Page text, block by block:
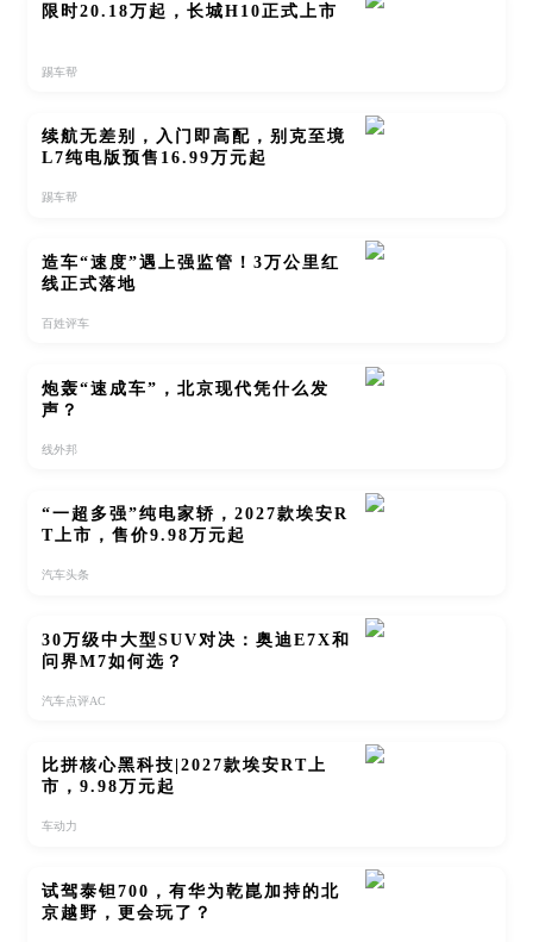
限时20.18万起，长城H10正式上市
踢车帮
续航无差别，入门即高配，别克至境
L7纯电版预售16.99万元起
踢车帮
造车“速度”遇上强监管！3万公里红
线正式落地
百姓评车
炮轰“速成车”，北京现代凭什么发
声？
线外邦
“一超多强”纯电家轿，2027款埃安R
T上市，售价9.98万元起
汽车头条
30万级中大型SUV对决：奥迪E7X和
问界M7如何选？
汽车点评AC
比拼核心黑科技|2027款埃安RT上
市，9.98万元起
车动力
试驾泰钽700，有华为乾崑加持的北
京越野，更会玩了？